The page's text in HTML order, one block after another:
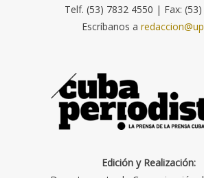
Telf. (53) 7832 4550 | Fax:
Escríbanos a
Edición y Realización: